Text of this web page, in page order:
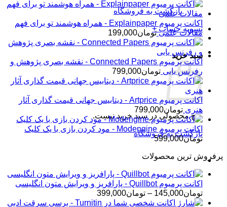
بازگشت به فروشگاه
تسویه حساب +
سبد خرید
هیچ محصولی در سبد خرید نیست.
بازگشت به فروشگاه
تا
اکانت پرمیوم Explainpaper - همراه هوشمند تو برای فهم
مقالات علمی تومان199,000
اکانت پرمیوم Connected Papers - نقشه بصری پژوهش و
رفرنس یابی تومان799,000
اکانت پرمیوم Artprice - دیتابیس جهانی قیمت ‌گذاری آثار
هنری تومان799,000
اکانت پرمیوم Modengine - مود کردن بازی با یک کلیک
تومان599,000
پرفروش ترین محصولات
اکانت پرمیوم Quillbot - پارافریز و ویرایش متون انگلیسی
تومان145,000
– تومان399,000محدوده
قیمت: